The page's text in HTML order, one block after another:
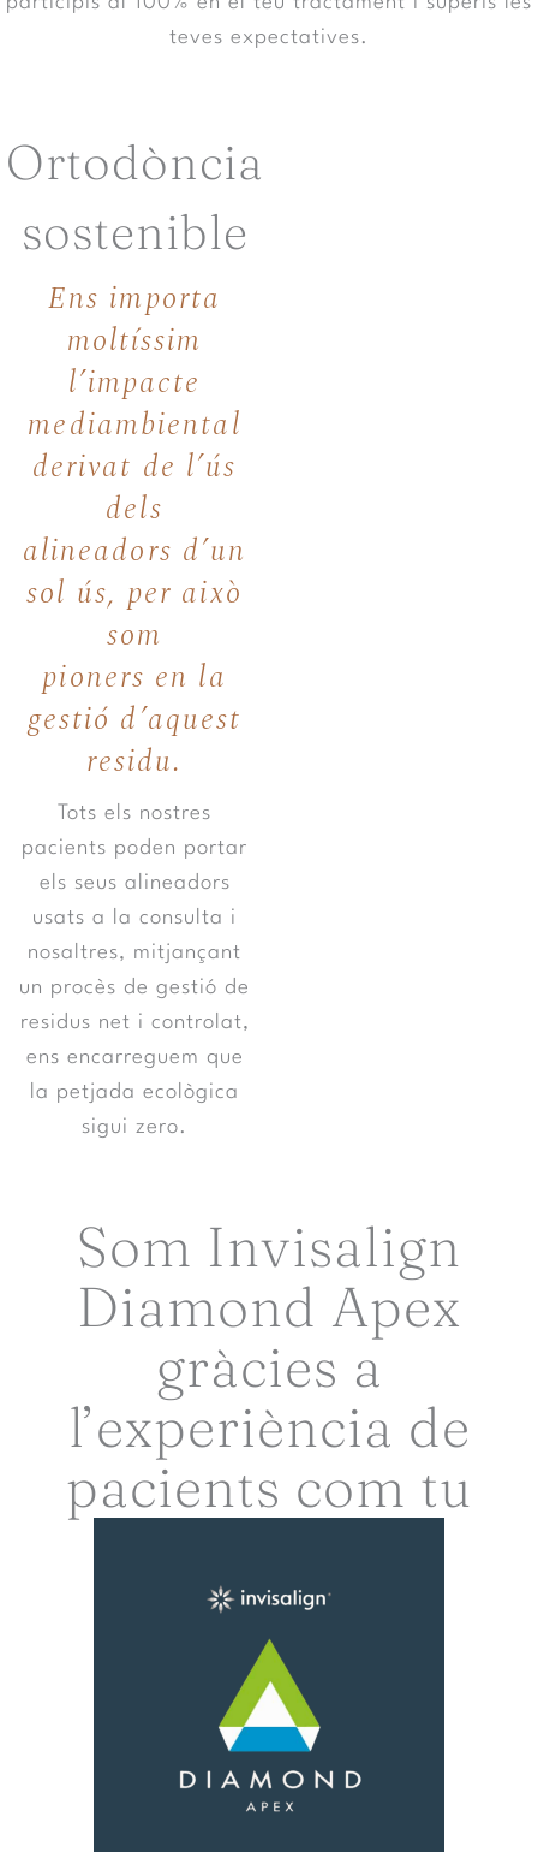
teves expectatives.
Ortodòncia
sostenible
Ens importa
moltíssim
l’impacte
mediambiental
derivat de l’ús
dels
alineadors d’un
sol ús, per això
som
pioners en la
gestió d’aquest
residu.
Tots els nostres
pacients poden portar
els seus alineadors
usats a la consulta i
nosaltres, mitjançant
un procès de gestió de
residus net i controlat,
ens encarreguem que
la petjada ecològica
sigui zero.
Som Invisalign
Diamond Apex
gràcies a
l’experiència de
pacients com tu